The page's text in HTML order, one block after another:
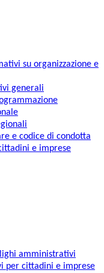
su organizzazione e
generali
e codice di condotta
e imprese
amministrativi
per cittadini e imprese